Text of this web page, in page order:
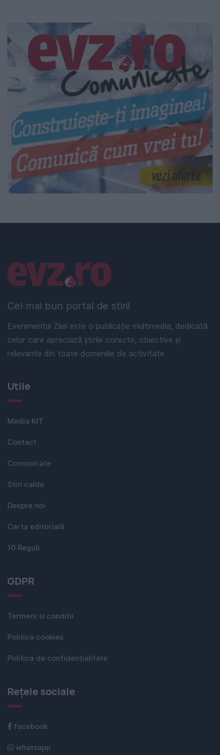
Cel mai bun portal de stiri!
Evenimentul Zilei este o publicație multimedia, dedicată
celor care apreciază știrile corecte, obiective și
relevante din toate domeniile de activitate
Linkuri utile
Utile
Media KIT
Contact
Comunicate
Stiri calde
Despre noi
Carta editorială
10 Reguli
GDPR
Termeni si conditii
Politica cookies
Politica de confidențialitate
Rețele sociale
facebook
whatsapp